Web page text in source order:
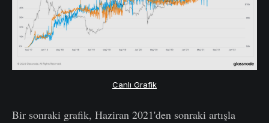
Canlı Grafik
Bir sonraki grafik, Haziran 2021'den sonraki artışla